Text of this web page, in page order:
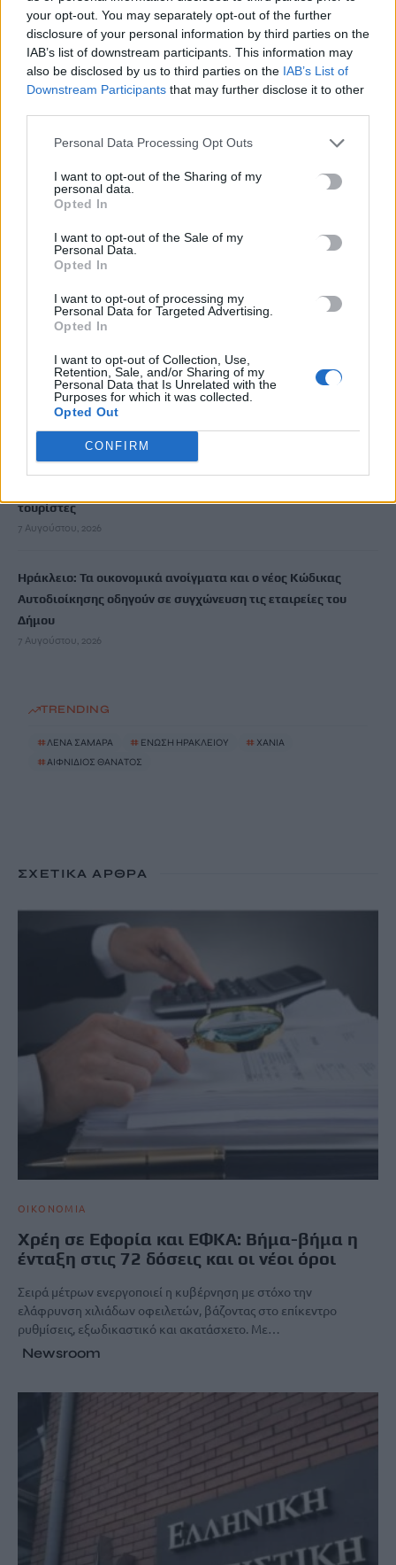
your opt-out. You may separately opt-out of the further
disclosure of your personal information by third parties on the
IAB’s list of downstream participants. This information may
also be disclosed by us to third parties on the IAB’s List of
Downstream Participants that may further disclose it to other
Personal Data Processing Opt Outs
I want to opt-out of the Sharing of my
personal data.
Opted In
I want to opt-out of the Sale of my
Personal Data.
Opted In
I want to opt-out of processing my
Personal Data for Targeted Advertising.
Opted In
I want to opt-out of Collection, Use,
Retention, Sale, and/or Sharing of my
Personal Data that Is Unrelated with the
Purposes for which it was collected.
Opted Out
CONFIRM
Ένωση Ηρακλείου: Πότε ξεκινάει η παραλαβή οινοσταφύλων
– Οι τιμές ανά ποικιλία
7 Αυγούστου, 2026
ξαπλώστρα
ΠΑΣΟΚ: Βαφτίζουν «επιτυχία» τη μεταφορά του λογαριασμού
της Ρήτρας Διαφυγής στους πολίτες
7 Αυγούστου, 2026
Στον ΟΦΗ η 22χρονη πασαδόρος Ελενα Γεωργιάδου
7 Αυγούστου, 2026
Σαμαριά: «Πυρά» Καλογερή για τα λουκέτα στο φαράγγι –
«Αδικαιολόγητα τα περισσότερα κλεισίματα»
7 Αυγούστου, 2026
Καύσωνας: Η Μεσόγειος «βράζει» -Στους 33°C η θάλασσα στη
τουρίστες
7 Αυγούστου, 2026
Ηράκλειο: Τα οικονομικά ανοίγματα και ο νέος Κώδικας
Αυτοδιοίκησης οδηγούν σε συγχώνευση τις εταιρείες του
Δήμου
7 Αυγούστου, 2026
TRENDING
#ΛΕΝΑ ΣΑΜΑΡΑ # ΕΝΩΣΗ ΗΡΑΚΛΕΙΟΥ # ΧΑΝΙΑ
# ΑΙΦΝΙΔΙΟΣ ΘΑΝΑΤΟΣ
ΣΧΕΤΙΚΆ ΆΡΘΡΑ
ΟΙΚΟΝΟΜΙΑ
Χρέη σε Εφορία και ΕΦΚΑ: Βήμα-βήμα η
ένταξη στις 72 δόσεις και οι νέοι όροι
Σειρά μέτρων ενεργοποιεί η κυβέρνηση με στόχο την
ελάφρυνση χιλιάδων οφειλετών, βάζοντας στο επίκεντρο
ρυθμίσεις, εξωδικαστικό και ακατάσχετο. Με…
Newsroom